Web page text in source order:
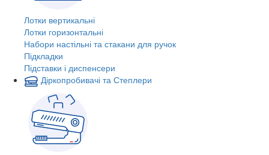
Лотки вертикальні
Лотки горизонтальні
Набори настільні та стакани для ручок
Підкладки
Підставки і диспенсери
Діркопробивачі та Степлери